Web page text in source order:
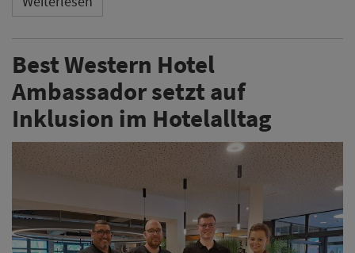
Best Western Hotel
Ambassador setzt auf
Inklusion im Hotelalltag